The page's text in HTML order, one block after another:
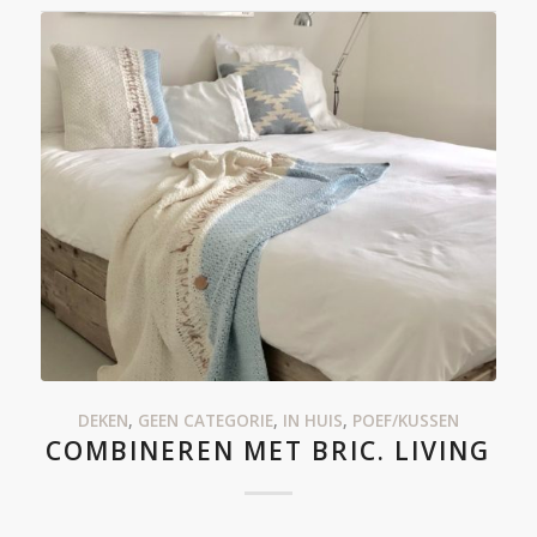
DEKEN, GEEN CATEGORIE, IN HUIS, POEF/KUSSEN
COMBINEREN MET BRIC. LIVING